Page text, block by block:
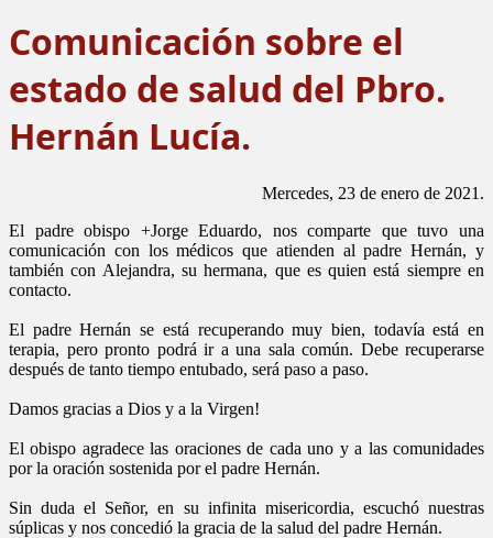
Comunicación sobre el
estado de salud del Pbro.
Hernán Lucía.
Mercedes, 23 de enero de 2021.
El padre obispo +Jorge Eduardo, nos comparte que tuvo una
comunicación con los médicos que atienden al padre Hernán, y
también con Alejandra, su hermana, que es quien está siempre en
contacto.
El padre Hernán se está recuperando muy bien, todavía está en
terapia, pero pronto podrá ir a una sala común. Debe recuperarse
después de tanto tiempo entubado, será paso a paso.
Damos gracias a Dios y a la Virgen!
El obispo agradece las oraciones de cada uno y a las comunidades
por la oración sostenida por el padre Hernán.
Sin duda el Señor, en su infinita misericordia, escuchó nuestras
súplicas y nos concedió la gracia de la salud del padre Hernán.